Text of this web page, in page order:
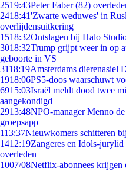
2519:43Peter Faber (82)
2418:41'Zwarte weduwes' in
overlijdensuitkering
1518:32Ontslagen bij Halo
3018:32Trump grijpt weer in op
geboorte in VS
3118:19Amsterdams dierenasiel
1918:06PS5-doos waarschuwt
6915:03Israël meldt dood twee
aangekondigd
2913:48NPO-manager Menno
groepsapp
113:37Nieuwkomers schitteren
1412:19Zangeres en Idols-
overleden
1007/08Netflix-abonnees krijgen